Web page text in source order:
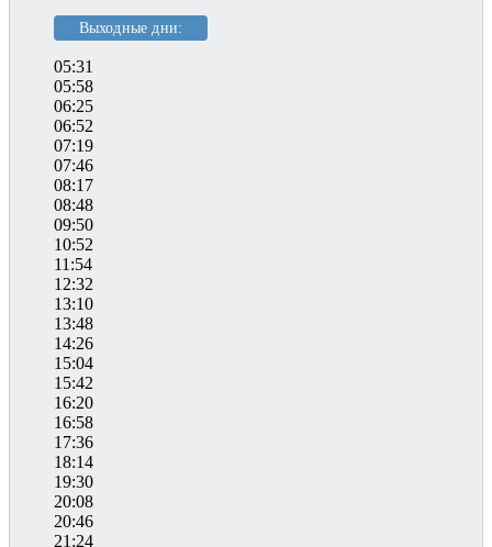
Выходные дни:
05:31
05:58
06:25
06:52
07:19
07:46
08:17
08:48
09:50
10:52
11:54
12:32
13:10
13:48
14:26
15:04
15:42
16:20
16:58
17:36
18:14
19:30
20:08
20:46
21:24